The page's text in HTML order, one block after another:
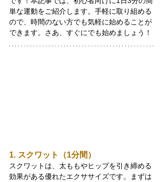
単な運動をご紹介します。手軽に取り組める
ので、時間のない方でも気軽に始めることが
できます。さあ、すぐにでも始めましょう！
1. スクワット（1分間）
スクワットは、太ももやヒップを引き締める
効果がある優れたエクササイズです。まずは